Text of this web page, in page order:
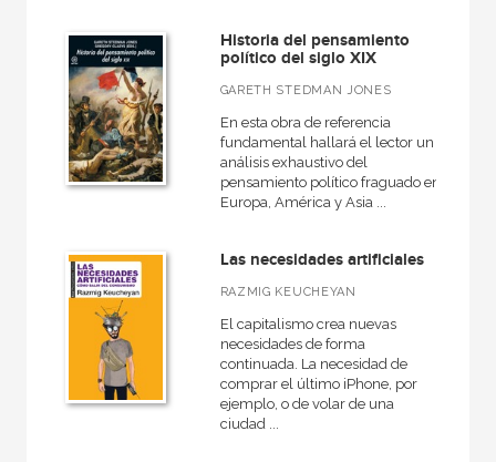
Historia del pensamiento
político del siglo XIX
GARETH STEDMAN JONES
En esta obra de referencia
fundamental hallará el lector un
análisis exhaustivo del
pensamiento político fraguado en
Europa, América y Asia ...
Las necesidades artificiales
​RAZMIG ​KEUCHEYAN
El capitalismo crea nuevas
necesidades de forma
continuada. La necesidad de
comprar el último iPhone, por
ejemplo, o de volar de una
ciudad ...